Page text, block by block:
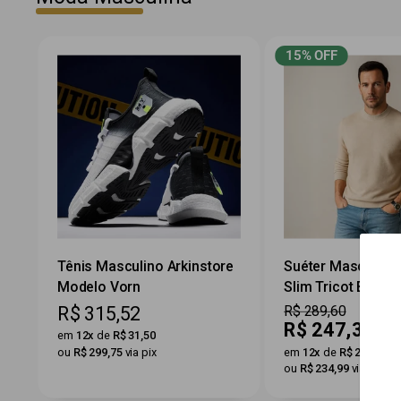
Tênis Masculino Arkinstore
Modelo Vorn
Preço
por
R$ 315,52
em 12x de R$ 31,50
ou R$ 299,75via pix
15% OFF
Suéter Masculino
Slim Tricot Básic
Preço
por
R$ 247,35
Preço
R$ 289,60
em 12x de R$ 24,69
ou R$ 234,99via pix